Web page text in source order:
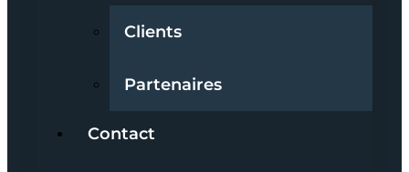
Clients
Partenaires
Contact